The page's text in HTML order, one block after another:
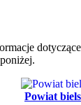
Powiat